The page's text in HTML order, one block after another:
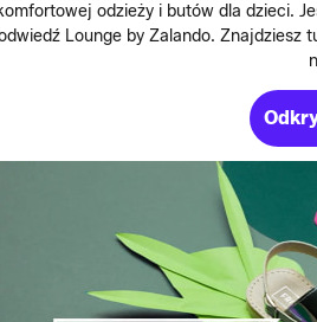
odzieży i butów dla dzieci.
Lounge by Zalando.